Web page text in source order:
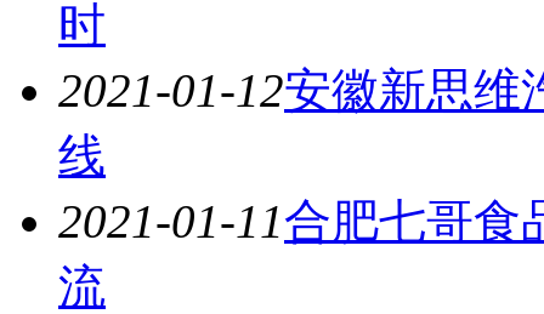
时
2021-01-12安徽新思维
线
2021-01-11合肥七哥食
流